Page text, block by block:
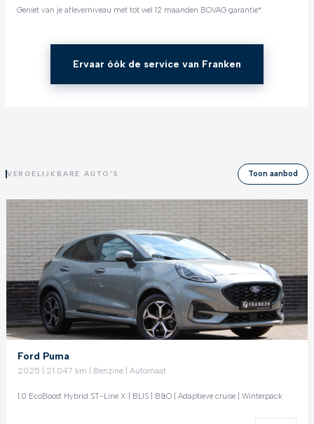
Geniet van je afleverniveau met tot wel 12 maanden BOVAG garantie*.
Ervaar óók de service van Franken
VERGELIJKBARE AUTO'S Toon aanbod
Ford Puma
2025 | 21.047 km | Benzine | Automaat
1.0 EcoBoost Hybrid ST-Line X | BLIS | B&O | Adaptieve cruise | Winterpack